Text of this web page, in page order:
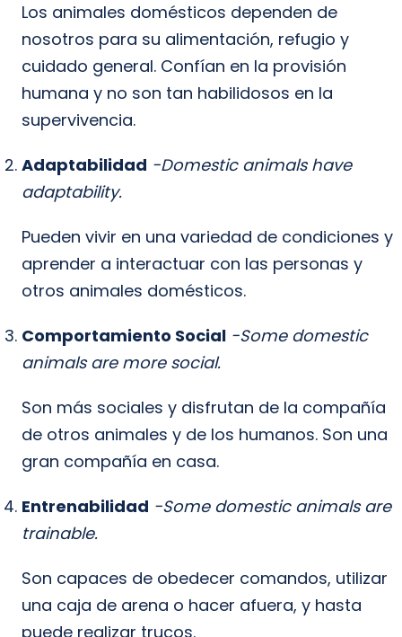
Los animales domésticos dependen de
nosotros para su alimentación, refugio y
cuidado general. Confían en la provisión
humana y no son tan habilidosos en la
supervivencia.
Adaptabilidad -Domestic animals have
adaptability.
Pueden vivir en una variedad de condiciones y
aprender a interactuar con las personas y
otros animales domésticos.
Comportamiento Social -Some domestic
animals are more social.
Son más sociales y disfrutan de la compañía
de otros animales y de los humanos. Son una
gran compañía en casa.
Entrenabilidad -Some domestic animals are
trainable.
Son capaces de obedecer comandos, utilizar
una caja de arena o hacer afuera, y hasta
puede realizar trucos.